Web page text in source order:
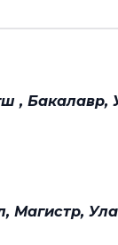
, Бакалавр,
Магистр,